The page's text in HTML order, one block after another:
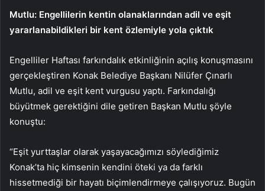
Mutlu: Engellilerin kentin olanaklarından adil ve eşit
yararlanabildikleri bir kent özlemiyle yola çıktık
Engelliler Haftası farkındalık etkinliğinin açılış konuşmasını
gerçekleştiren Konak Belediye Başkanı Nilüfer Çınarlı
Mutlu, adil ve eşit kent vurgusu yaptı. Farkındalığı
büyütmek gerektiğini dile getiren Başkan Mutlu şöyle
konuştu:
“Eşit yurttaşlar olarak yaşayacağımızı söylediğimiz
Konak’ta hiç kimsenin kendini öteki ya da farklı
hissetmediği bir hayatı biçimlendirmeye çalışıyoruz. Bugün